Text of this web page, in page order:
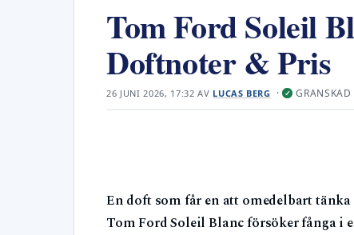
Tom Ford Soleil
Doftnoter & Pris
26 JUNI 2026, 17:32 AV LUCAS BERG ·✓ GRANSKAD
En doft som får en att omedelbart
Tom Ford Soleil Blanc försöker fånga i